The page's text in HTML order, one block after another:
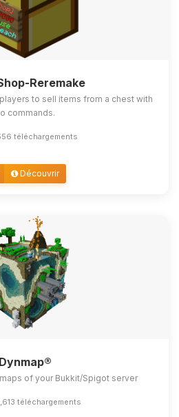
Reremake
to sell items from a chest with
commands.
téléchargements
Découvrir
Dynmap®
of your Bukkit/Spigot server
téléchargements